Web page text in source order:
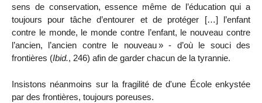
sens de conservation, essence même de l’éducation qui a
toujours pour tâche d’entourer et de protéger […] l’enfant
contre le monde, le monde contre l’enfant, le nouveau contre
l’ancien, l’ancien contre le nouveau» - d’où le souci des
frontières (Ibid., 246) afin de garder chacun de la tyrannie.
Insistons néanmoins sur la fragilité de d'une École enkystée
par des frontières, toujours poreuses.